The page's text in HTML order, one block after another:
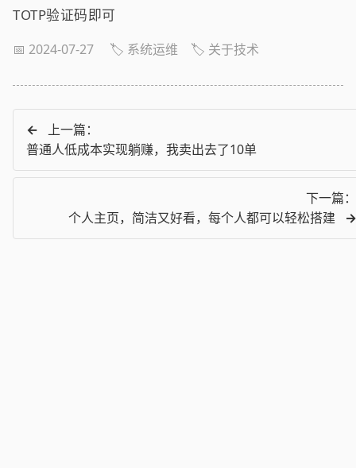
TOTP验证码即可
📅 2024-07-27 🏷️ 系统运维 🏷️ 关于技术
←
上一篇：
普通人低成本实现躺赚，我卖出去了10单
下一篇：
个人主页，简洁又好看，每个人都可以轻松搭建
→